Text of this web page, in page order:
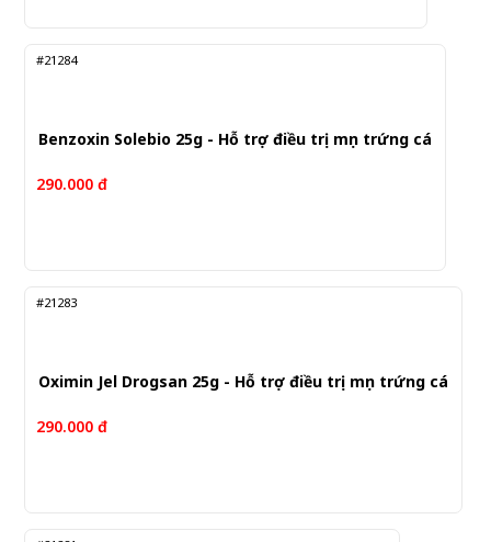
#21284
Benzoxin Solebio 25g - Hỗ trợ điều trị mụn trứng cá
290.000 đ
#21283
Oximin Jel Drogsan 25g - Hỗ trợ điều trị mụn trứng cá
290.000 đ